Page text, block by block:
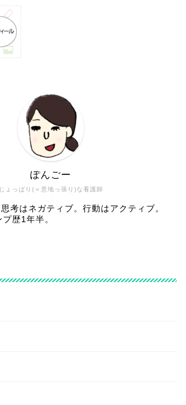
じょっぱり(＝意地っ張り)な看護師
ぽんごー
考はネガティブ。行動はアクティブ。
歴1年半。